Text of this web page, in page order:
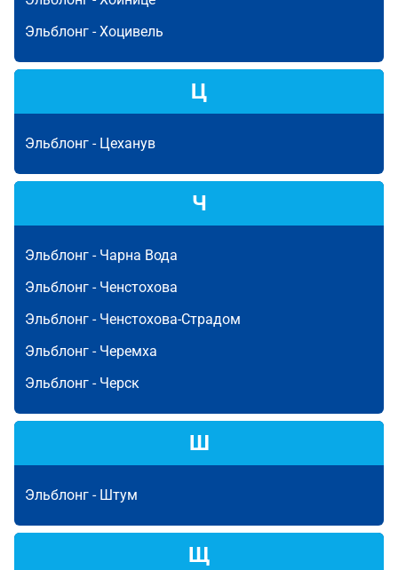
Эльблонг -Хоцивель
Ц
Эльблонг - Цеханув
Ч
Эльблонг - Чарна Вода
Эльблонг - Ченстохова
Эльблонг - Ченстохова-Страдом
Эльблонг - Черемха
Эльблонг - Черск
Ш
Эльблонг - Штум
Щ